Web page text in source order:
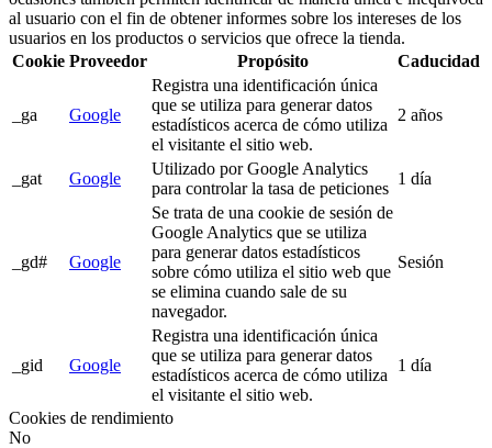
al usuario con el fin de obtener informes sobre los intereses de los
usuarios en los productos o servicios que ofrece la tienda.
Cookie Proveedor Propósito Caducidad
_ga Google
Registra una identificación única
que se utiliza para generar datos
estadísticos acerca de cómo utiliza
el visitante el sitio web.
2 años
_gat Google
Utilizado por Google Analytics
para controlar la tasa de peticiones
1 día
_gd# Google
Se trata de una cookie de sesión de
Google Analytics que se utiliza
para generar datos estadísticos
sobre cómo utiliza el sitio web que
se elimina cuando sale de su
navegador.
Sesión
_gid Google
Registra una identificación única
que se utiliza para generar datos
estadísticos acerca de cómo utiliza
el visitante el sitio web.
1 día
Cookies de rendimiento
No